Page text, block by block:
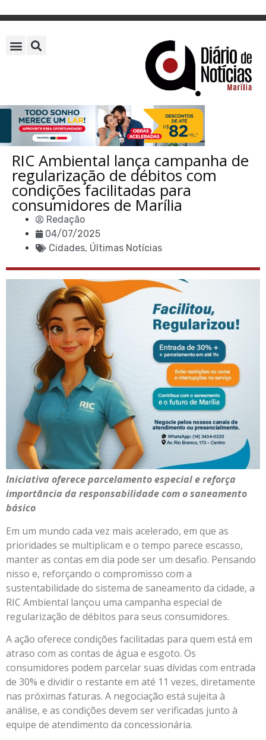
RIC Ambiental lança campanha de
regularização de débitos com
condições facilitadas para
consumidores de Marília
Redação
04/07/2025
Cidades, Últimas Notícias
Iniciativa oferece parcelamento especial e reforça
importância da responsabilidade com o saneamento
básico
Em um mundo cada vez mais acelerado, em que as
prioridades se multiplicam e o tempo parece escasso,
manter as contas em dia pode ser um desafio. Pensando
nisso e, reforçando o compromisso com a
sustentabilidade do sistema de saneamento da cidade, a
RIC Ambiental lançou uma campanha especial de
regularização de débitos para seus consumidores.
A ação oferece condições facilitadas para quem está em
atraso com as contas de água e esgoto. Os
consumidores podem parcelar suas dívidas com entrada
de 30% e dividir o restante em até 11 vezes, diretamente
nas próximas faturas. A negociação está sujeita à
análise, e as condições devem ser verificadas junto à
equipe de atendimento da concessionária.